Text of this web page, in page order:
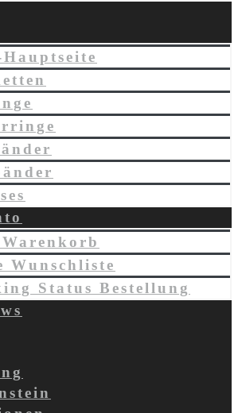
Hauptseite
Wunschliste
Status Bestellung